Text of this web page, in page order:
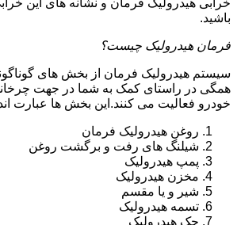
باشید.
فرمان هیدرولیک چیست؟
سیستم هیدرولیک فرمان از بخش های
همگی در راستای کمک به شما در جهت
خودرو فعالیت می کنند.این بخش ها عبارت
روغن هیدرولیک فرمان
شیلنگ های رفت و برگشت روغن
پمپ هیدرولیک
مخزن هیدرولیک
شیر و یا مقسم
تسمه هیدرولیک
جک هیدرولیک